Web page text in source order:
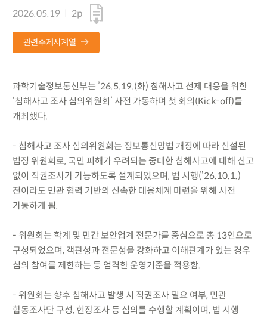
2026.05.19
2p
관련주제시계열
과학기술정보통신부는 ’26.5.19.(화) 침해사고 선제 대응을 위한
‘침해사고 조사 심의위원회’ 사전 가동하며 첫 회의(Kick-off)를
개최했다.
- 침해사고 조사 심의위원회는 정보통신망법 개정에 따라 신설된
법정 위원회로, 국민 피해가 우려되는 중대한 침해사고에 대해 신고
없이 직권조사가 가능하도록 설계되었으며, 법 시행(’26.10.1.)
전이라도 민관 협력 기반의 신속한 대응체계 마련을 위해 사전
가동하게 됨.
- 위원회는 학계 및 민간 보안업계 전문가를 중심으로 총 13인으로
구성되었으며, 객관성과 전문성을 강화하고 이해관계가 있는 경우
심의 참여를 제한하는 등 엄격한 운영기준을 적용함.
- 위원회는 향후 침해사고 발생 시 직권조사 필요 여부, 민관
합동조사단 구성, 현장조사 등 심의를 수행할 계획이며, 법 시행